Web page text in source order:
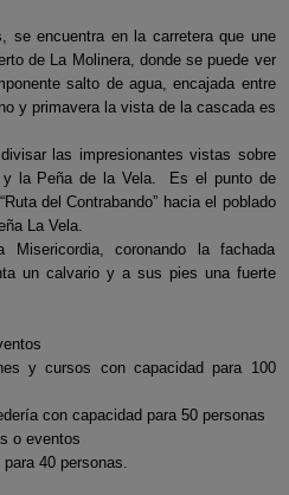
se encuentra en la carretera que une
de La Molinera, donde se puede ver
salto de agua, encajada entre
y primavera la vista de la cascada es
las impresionantes vistas sobre
la Peña de la Vela. Es el punto de
del Contrabando” hacia el poblado
La Vela.
coronando la fachada
un calvario y a sus pies una fuerte
y cursos con capacidad para 100
con capacidad para 50 personas
o eventos
40 personas.